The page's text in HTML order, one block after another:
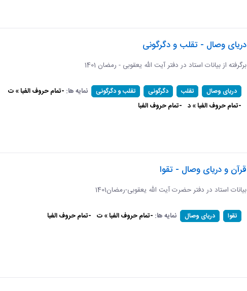
دریای وصال - تقلب و دگرگونی
برگرفته از بیانات استاد در دفتر آیت الله یعقوبی - رمضان 1401
دریای وصال تقلب دگرگونی تقلب و دگرگونی نمایه ها: -تمام حروف الفبا » ت
-تمام حروف الفبا » د -تمام حروف الفبا
قرآن و دریای وصال - تقوا
بیانات استاد در دفتر حضرت آیت الله یعقوبی-رمضان1401
تقوا دریای وصال نمایه ها: -تمام حروف الفبا » ت -تمام حروف الفبا